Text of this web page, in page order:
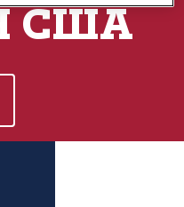
США